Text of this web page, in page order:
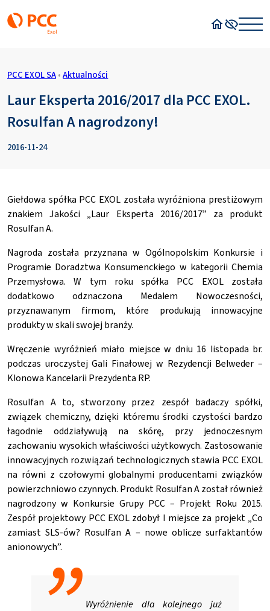
PCC EXOL SA • Aktualności
Laur Eksperta 2016/2017 dla PCC EXOL.
Rosulfan A nagrodzony!
2016-11-24
Giełdowa spółka PCC EXOL została wyróżniona prestiżowym
znakiem Jakości „Laur Eksperta 2016/2017” za produkt
Rosulfan A.
Nagroda została przyznana w Ogólnopolskim Konkursie i
Programie Doradztwa Konsumenckiego w kategorii Chemia
Przemysłowa. W tym roku spółka PCC EXOL została
dodatkowo odznaczona Medalem Nowoczesności,
przyznawanym firmom, które produkują innowacyjne
produkty w skali swojej branży.
Wręczenie wyróżnień miało miejsce w dniu 16 listopada br.
podczas uroczystej Gali Finałowej w Rezydencji Belweder –
Klonowa Kancelarii Prezydenta RP.
Rosulfan A to, stworzony przez zespół badaczy spółki,
związek chemiczny, dzięki któremu środki czystości bardzo
łagodnie oddziaływują na skórę, przy jednoczesnym
zachowaniu wysokich właściwości użytkowych. Zastosowanie
innowacyjnych rozwiązań technologicznych stawia PCC EXOL
na równi z czołowymi globalnymi producentami związków
powierzchniowo czynnych. Produkt Rosulfan A został również
nagrodzony w Konkursie Grupy PCC – Projekt Roku 2015.
Zespół projektowy PCC EXOL zdobył I miejsce za projekt „Co
zamiast SLS-ów? Rosulfan A – nowe oblicze surfaktantów
anionowych”.
Wyróżnienie dla kolejnego już